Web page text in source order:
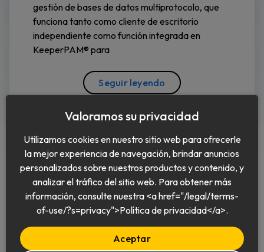
gestión de bases de datos multiprotocolo, que
funciona tanto como cliente de escritorio
independiente como función integrada en
KeeperPAM® para
Seguir leyendo
Español
Valoramos su privacidad
Utilizamos cookies en nuestro sitio web para ofrecerle
la mejor experiencia de navegación, brindar anuncios
personalizados sobre nuestros productos y contenido, y
analizar el tráfico del sitio web. Para obtener más
información, consulte nuestra <a href="/legal/terms-
of-use/?s=privacy">Política de privacidad</a>.
Aceptar